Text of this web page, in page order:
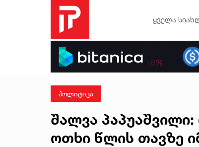
ყველა
პოლიტიკა
შალვა
ოთხი წლის თავზე